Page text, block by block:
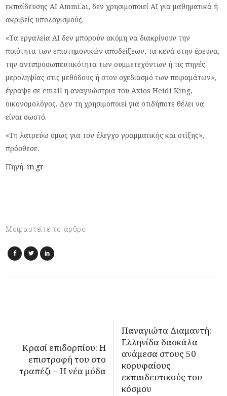
εκπαίδευσης AI Ammi.ai, δεν χρησιμοποιεί AI για μαθηματικά ή
ακριβείς υπολογισμούς.
«Τα εργαλεία AI δεν μπορούν ακόμη να διακρίνουν την
ποιότητα των επιστημονικών αποδείξεων, τα κενά στην έρευνα,
την αντιπροσωπευτικότητα των συμμετεχόντων ή τις πηγές
μεροληψίας στις μεθόδους ή στον σχεδιασμό των πειραμάτων»,
έγραψε σε email η αναγνώστρια του Axios Heidi King,
οικονομολόγος. Δεν τη χρησιμοποιεί για οτιδήποτε θέλει να
είναι σωστό.
«Τη λατρεύω όμως για τον έλεγχο γραμματικής και στίξης»,
πρόσθεσε.
Πηγή: in.gr
Μοιραστείτε το άρθρο
Κρασί επιδορπίου: Η
επιστροφή του στο
τραπέζι – Η νέα μόδα
Παναγιώτα Διαμαντή:
Ελληνίδα δασκάλα
ανάμεσα στους 50
κορυφαίους
εκπαιδευτικούς του
κόσμου